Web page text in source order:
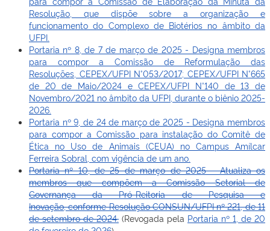
Resolução, que dispõe sobre a organização e
funcionamento do Complexo de Biotérios no âmbito da
UFPI.
Portaria nº 8, de 7 de março de 2025 - Designa membros
para compor a Comissão de Reformulação das
Resoluções, CEPEX/UFPI N°053/2017; CEPEX/UFPI N°665
de 20 de Maio/2024 e CEPEX/UFPI N°140 de 13 de
Novembro/2021 no âmbito da UFPI, durante o biênio 2025-
2026.
Portaria nº 9, de 24 de março de 2025 - Designa membros
para compor a Comissão para instalação do Comitê de
Ética no Uso de Animais (CEUA) no Campus Amílcar
Ferreira Sobral, com vigência de um ano.
Portaria nº 10, de 25 de março de 2025 - Atualiza os
membros que compõem a Comissão Setorial de
Governança da Pró-Reitoria de Pesquisa e
Inovação, conforme Resolução CONSUN/UFPI nº 221, de 11
de setembro de 2024. (Revogada pela Portaria nº 1, de 20